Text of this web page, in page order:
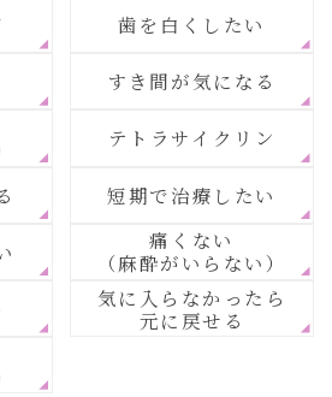
歯を白くしたい
すき間が気になる
テトラサイクリン
短期で治療したい
痛くない
（麻酔がいらない）
気に入らなかったら
元に戻せる